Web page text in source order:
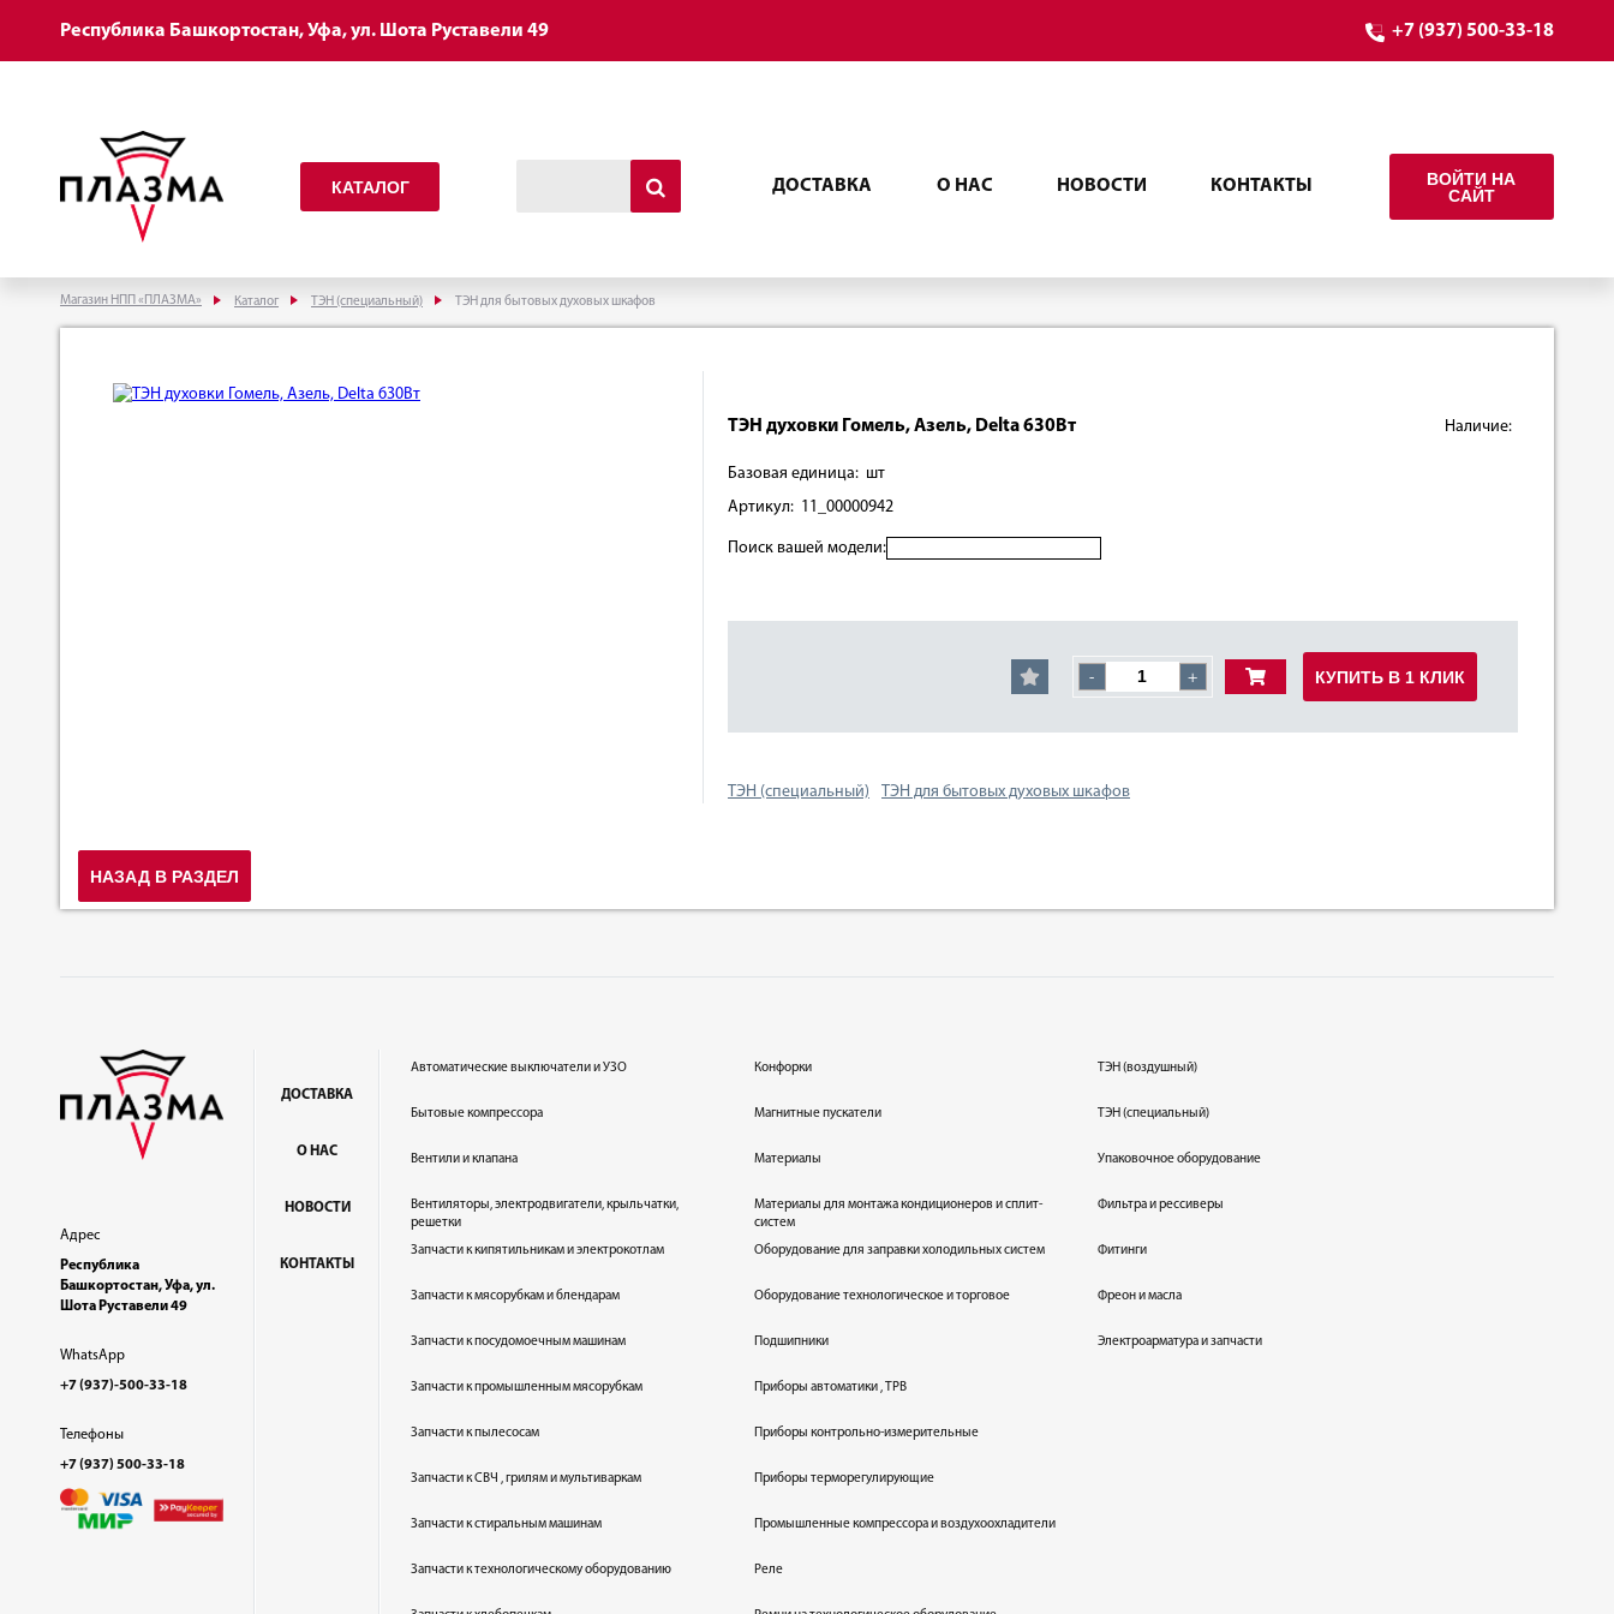
Республика Башкортостан, Уфа, ул. Шота Руставели 49 +7 (937) 500-33-18
КАТАЛОГ ДОСТАВКА О НАС НОВОСТИ КОНТАКТЫ
ВОЙТИ НА
САЙТ
Магазин НПП «ПЛАЗМА» Каталог ТЭН (специальный) ТЭН для бытовых духовых шкафов
ТЭН духовки Гомель, Азель, Delta 630Вт Наличие:
Базовая единица: шт
Артикул: 11_00000942
Поиск вашей модели:
- + КУПИТЬ В 1 КЛИК
ТЭН (специальный) ТЭН для бытовых духовых шкафов
НАЗАД В РАЗДЕЛ
Адрес
Республика
Башкортостан, Уфа, ул.
Шота Руставели 49
WhatsApp
+7 (937)-500-33-18
Телефоны
+7 (937) 500-33-18
ДОСТАВКА
О НАС
НОВОСТИ
КОНТАКТЫ
Автоматические выключатели и УЗО
Бытовые компрессора
Вентили и клапана
Вентиляторы, электродвигатели, крыльчатки,
решетки
Запчасти к кипятильникам и электрокотлам
Запчасти к мясорубкам и блендарам
Запчасти к посудомоечным машинам
Запчасти к промышленным мясорубкам
Запчасти к пылесосам
Запчасти к СВЧ , грилям и мультиваркам
Запчасти к стиральным машинам
Запчасти к технологическому оборудованию
Конфорки
Магнитные пускатели
Материалы
Материалы для монтажа кондиционеров и сплит-
систем
Оборудование для заправки холодильных систем
Оборудование технологическое и торговое
Подшипники
Приборы автоматики , ТРВ
Приборы контрольно-измерительные
Приборы терморегулирующие
Промышленные компрессора и воздухоохладители
Реле
ТЭН (воздушный)
ТЭН (специальный)
Упаковочное оборудование
Фильтра и рессиверы
Фитинги
Фреон и масла
Электроарматура и запчасти